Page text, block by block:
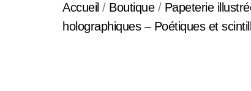
Accueil / Boutique/ Papeterie
holographiques – Poétiques et